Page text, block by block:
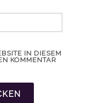
IN DIESEM
KOMMENTAR